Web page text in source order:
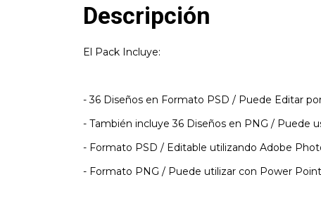
Descripción
El Pack Incluye:
- 36 Diseños en Formato PSD / Puede Editar
- También incluye 36 Diseños en PNG / Puede
- Formato PSD / Editable utilizando Adobe
- Formato PNG / Puede utilizar con Power Point